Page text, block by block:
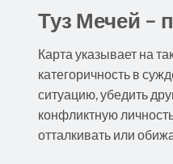
Туз Мечей –
Карта указывает на
категоричность в
ситуацию, убедить
конфликтную
отталкивать или